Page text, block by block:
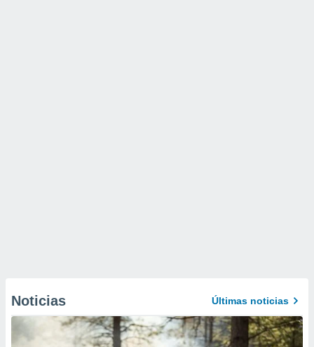
Noticias Últimas noticias